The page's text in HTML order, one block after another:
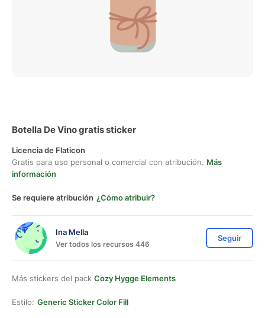
Botella De Vino gratis sticker
Licencia de Flaticon
Gratis para uso personal o comercial con atribución. Más
información
Se requiere atribución ¿Cómo atribuir?
Ina Mella
Ver todos los recursos 446
Seguir
Más stickers del pack Cozy Hygge Elements
Estilo: Generic Sticker Color Fill